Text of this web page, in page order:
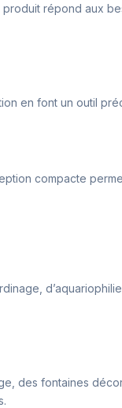
répond aux
en font un outil
compacte
des fontaines